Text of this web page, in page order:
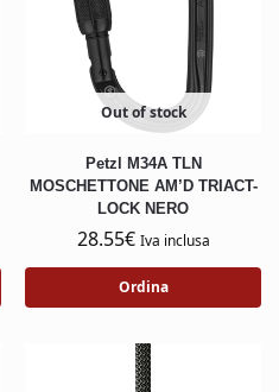
Out of stock
Petzl M34A TLN
MOSCHETTONE AM’D TRIACT-
LOCK NERO
28.55€ Iva inclusa
Ordina